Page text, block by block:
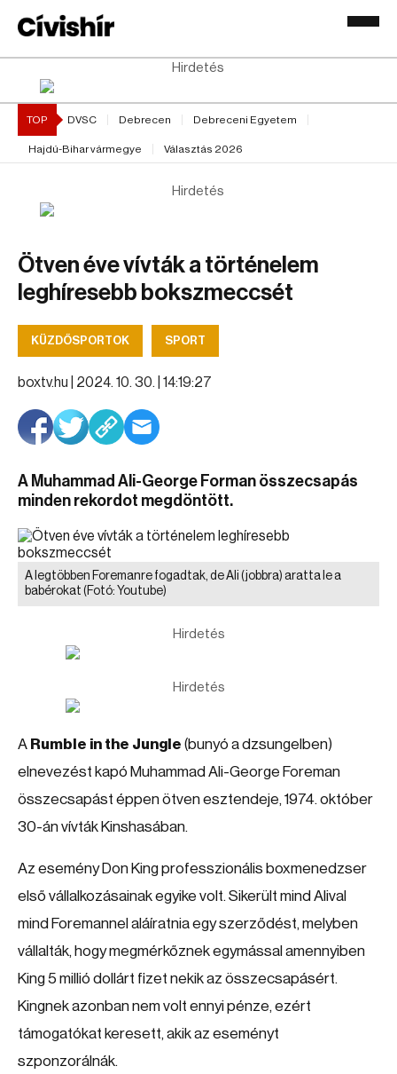
Hirdetés
TOP DVSC Debrecen Debreceni Egyetem
Hajdú-Bihar vármegye Választás 2026
Hirdetés
Ötven éve vívták a történelem
leghíresebb bokszmeccsét
KÜZDŐSPORTOK SPORT
boxtv.hu | 2024. 10. 30. | 14:19:27
A Muhammad Ali-George Forman összecsapás
minden rekordot megdöntött.
A legtöbben Foremanre fogadtak, de Ali (jobbra) aratta le a
babérokat (Fotó: Youtube)
Hirdetés
Hirdetés
A Rumble in the Jungle (bunyó a dzsungelben)
elnevezést kapó Muhammad Ali-George Foreman
összecsapást éppen ötven esztendeje, 1974. október
30-án vívták Kinshasában.
Az esemény Don King professzionális boxmenedzser
első vállalkozásainak egyike volt. Sikerült mind Alival
mind Foremannel aláíratnia egy szerződést, melyben
vállalták, hogy megmérkőznek egymással amennyiben
King 5 millió dollárt fizet nekik az összecsapásért.
Kingnek azonban nem volt ennyi pénze, ezért
támogatókat keresett, akik az eseményt
szponzorálnák.